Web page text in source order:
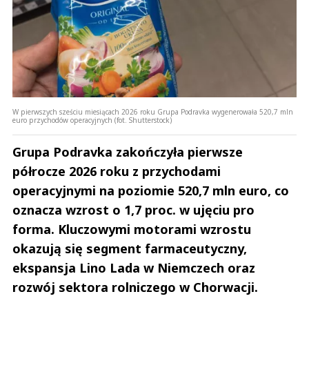
W pierwszych sześciu miesiącach 2026 roku Grupa Podravka wygenerowała 520,7 mln
euro przychodów operacyjnych (fot. Shutterstock)
Grupa Podravka zakończyła pierwsze
półrocze 2026 roku z przychodami
operacyjnymi na poziomie 520,7 mln euro, co
oznacza wzrost o 1,7 proc. w ujęciu pro
forma. Kluczowymi motorami wzrostu
okazują się segment farmaceutyczny,
ekspansja Lino Lada w Niemczech oraz
rozwój sektora rolniczego w Chorwacji.